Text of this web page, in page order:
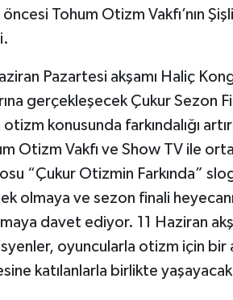
öncesi Tohum Otizm Vakfı’nın
Pazartesi akşamı Haliç
gerçekleşecek Çukur Sezon
konusunda farkındalığı
Otizm Vakfı ve Show TV ile
“Çukur Otizmin Farkında”
olmaya ve sezon finali
davet ediyor. 11 Haziran
oyuncularla otizm için
katılanlarla birlikte